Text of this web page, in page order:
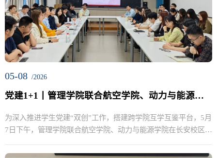
05-08 /2026
党建1+1丨管理学院联合航空学院、动力与能源学院开展学生党支部建设交流活动
为深入推进学生党建“双创”工作，搭建跨学院互学互鉴平台，5月
7日下午，管理学院联合航空学院、动力与能源学院在长安校区